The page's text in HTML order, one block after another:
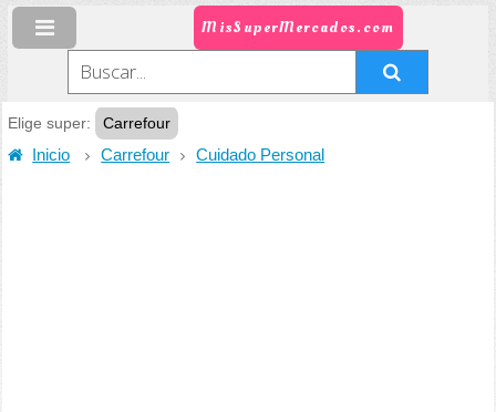
MisSuperMercados.com
Elige super:
Carrefour
Inicio
Carrefour Cuidado Personal